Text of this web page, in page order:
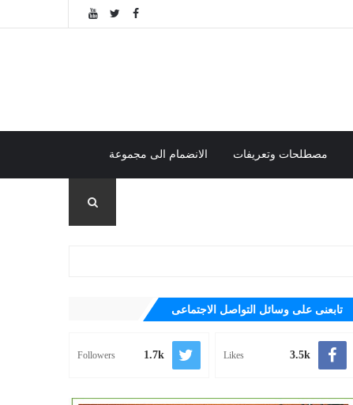
مصطلحات وتعريفات الانضمام الى مجموعة
تابعنى على وسائل التواصل الاجتماعى
3.5k
Likes
1.7k
Followers